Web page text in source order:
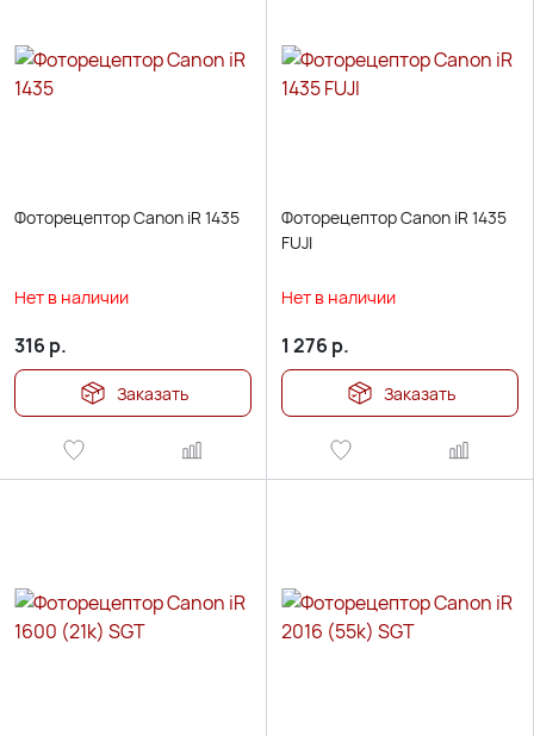
Фоторецептор Canon iR 1435
Нет в наличии
316 р.
Заказать
Фоторецептор Canon iR 1435
FUJI
Нет в наличии
1 276 р.
Заказать